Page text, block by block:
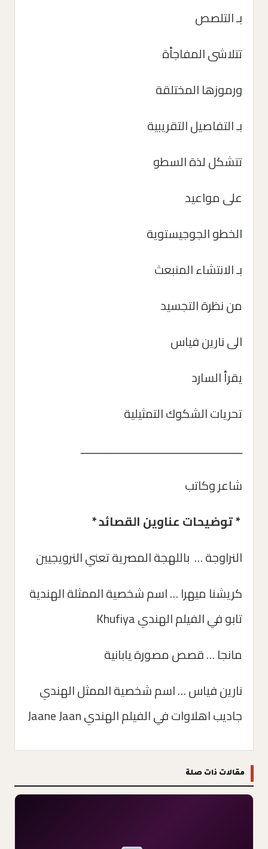
بـ التلصص
تتلاشى المفاجأة
ورموزها المختلقة
بـ التفاصيل التقريبية
تتشكل لذة السطو
على مواعيد
الخطو الجوجيستوية
بـ الانتشاء المنبعث
من نظرة التجسيد
الى نارين فياس
يقرأ السارد
تحريات الشكوك التمثيلية
ــــــــــــــــــــــــــــــــــــــــــــــــــــــ
شاعر وكاتب
* توضيحات عناوين القصائد *
النراوجة … باللهجة المصرية تعني النرويجيين
كريشنا ميهرا … اسم شخصية الممثلة الهندية
تابو في الفيلم الهندي Khufiya
مانجا … قصص مصورة يابانية
نارين فياس … اسم شخصية الممثل الهندي
جاديب اهلاوات في الفيلم الهندي Jaane Jaan
مقالات ذات صلة